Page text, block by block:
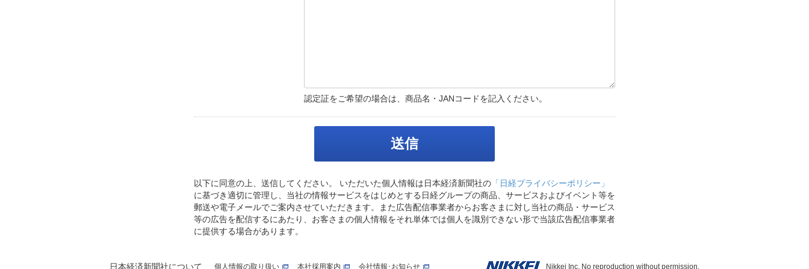
認定証をご希望の場合は、商品名・JANコードを記入ください。
以下に同意の上、送信してください。 いただいた個人情報は日本経済新聞社の 「日経プライバシーポリシー」
に基づき適切に管理し、当社の情報サービスをはじめとする日経グループの商品、サービスおよびイベント等を
郵送や電子メールでご案内させていただきます。また広告配信事業者からお客さまに対し当社の商品・サービス
等の広告を配信するにあたり、お客さまの個人情報をそれ単体では個人を識別できない形で当該広告配信事業者
に提供する場合があります。
日本経済新聞社について 個人情報の取り扱い 本社採用案内 会社情報･お知らせ Nikkei Inc. No reproduction without permission.